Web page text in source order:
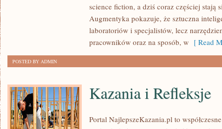
INNOWATORZY
science fiction, a dziś coraz częściej stają
Augmentyka pokazuje, że sztuczna
laboratoriów i specjalistów, lecz
pracowników oraz na sposób, w [ Read
POSTED BY ADMIN
Kazania i Refleksje
Portal NajlepszeKazania.pl to